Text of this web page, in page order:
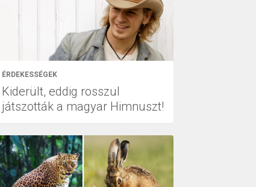
ÉRDEKESSÉGEK
Kiderült, eddig rosszul
játszották a magyar Himnuszt!